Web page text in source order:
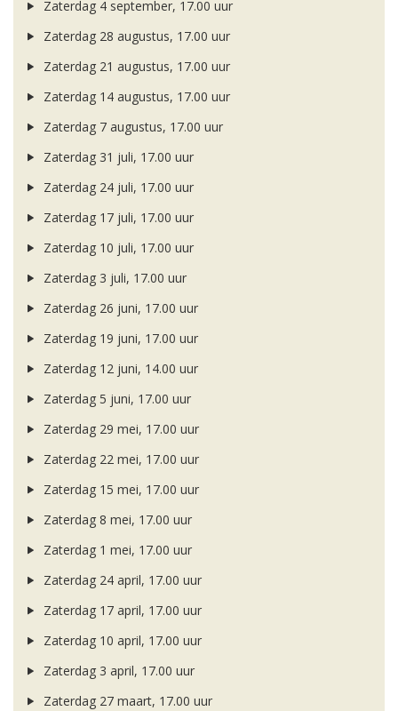
Zaterdag 4 september, 17.00 uur
Zaterdag 28 augustus, 17.00 uur
Zaterdag 21 augustus, 17.00 uur
Zaterdag 14 augustus, 17.00 uur
Zaterdag 7 augustus, 17.00 uur
Zaterdag 31 juli, 17.00 uur
Zaterdag 24 juli, 17.00 uur
Zaterdag 17 juli, 17.00 uur
Zaterdag 10 juli, 17.00 uur
Zaterdag 3 juli, 17.00 uur
Zaterdag 26 juni, 17.00 uur
Zaterdag 19 juni, 17.00 uur
Zaterdag 12 juni, 14.00 uur
Zaterdag 5 juni, 17.00 uur
Zaterdag 29 mei, 17.00 uur
Zaterdag 22 mei, 17.00 uur
Zaterdag 15 mei, 17.00 uur
Zaterdag 8 mei, 17.00 uur
Zaterdag 1 mei, 17.00 uur
Zaterdag 24 april, 17.00 uur
Zaterdag 17 april, 17.00 uur
Zaterdag 10 april, 17.00 uur
Zaterdag 3 april, 17.00 uur
Zaterdag 27 maart, 17.00 uur